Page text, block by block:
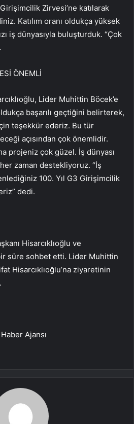
Zirvesi’ne katılarak
Katılım oranı oldukça yüksek
iş dünyasıyla buluşturduk. “Çok
ÖNEMLİ
Lider Muhittin Böcek’e
başarılı geçtiğini belirterek,
teşekkür ederiz. Bu tür
açısından çok önemlidir.
projeniz çok güzel. İş dünyası
zaman destekliyoruz. “İş
100. Yıl G3 Girişimcilik
dedi.
Hisarcıklıoğlu ve
süre sohbet etti. Lider Muhittin
Hisarcıklıoğlu’na ziyaretinin
Ajansı